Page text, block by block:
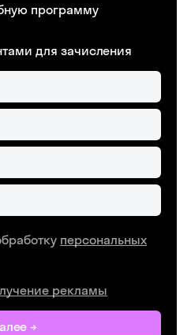
программу
для зачисления
персональных
рекламы
→